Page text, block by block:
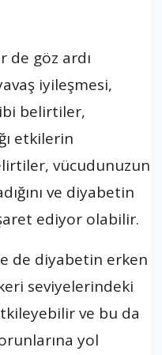
de göz ardı
iyileşmesi,
belirtiler,
etkilerin
vücudunuzun
ve diyabetin
ediyor olabilir.
de diyabetin erken
seviyelerindeki
ve bu da
yol